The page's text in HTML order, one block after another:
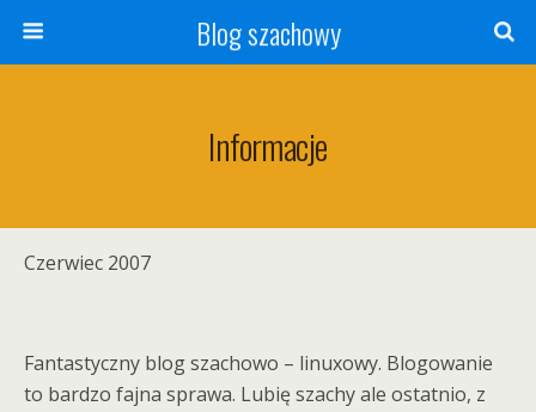
Blog szachowy
Informacje
Czerwiec 2007
Fantastyczny blog szachowo – linuxowy. Blogowanie
to bardzo fajna sprawa. Lubię szachy ale ostatnio, z